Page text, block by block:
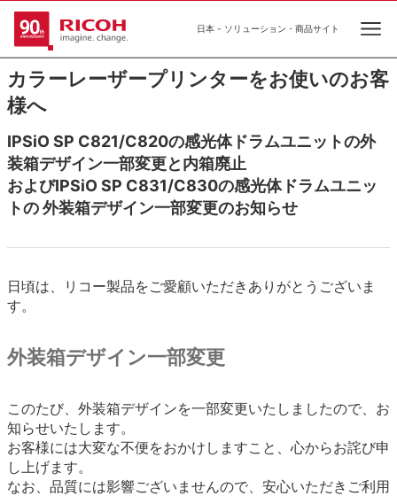
日本 - ソリューション・商品サイト
カラーレーザープリンターをお使いのお客
様へ
IPSiO SP C821/C820の感光体ドラムユニットの外
装箱デザイン一部変更と内箱廃止
およびIPSiO SP C831/C830の感光体ドラムユニッ
トの 外装箱デザイン一部変更のお知らせ
日頃は、リコー製品をご愛顧いただきありがとうございま
す。
外装箱デザイン一部変更
このたび、外装箱デザインを一部変更いたしましたので、お
知らせいたします。
お客様には大変な不便をおかけしますこと、心からお詫び申
し上げます。
なお、品質には影響ございませんので、安心いただきご利用